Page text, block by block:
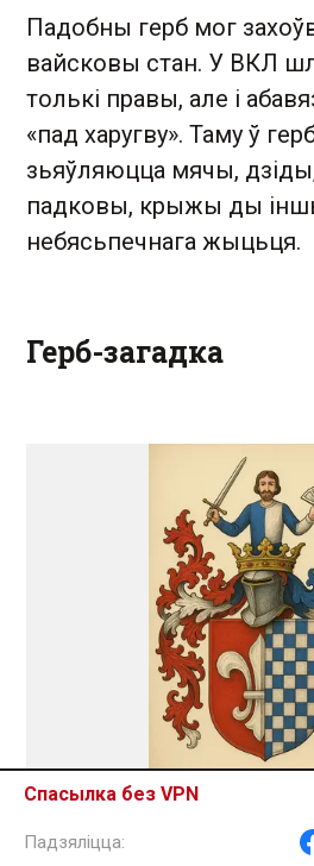
Падобны герб мог
вайсковы стан. У ВКЛ
толькі правы, але і
«пад харугву». Таму ў
зьяўляюцца мячы,
падковы, крыжы ды
небясьпечнага жыцьця.
Герб-загадка
Спасылка без VPN